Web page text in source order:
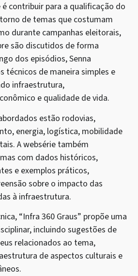
contribuir para a qualificação do
de temas que costumam
durante campanhas eleitorais,
são discutidos de forma
dos episódios, Senna
técnicos de maneira simples e
infraestrutura,
e qualidade de vida.
estão rodovias,
energia, logística, mobilidade
A websérie também
com dados históricos,
e exemplos práticos,
sobre o impacto das
à infraestrutura.
“Infra 360 Graus” propõe uma
incluindo sugestões de
relacionados ao tema,
de aspectos culturais e